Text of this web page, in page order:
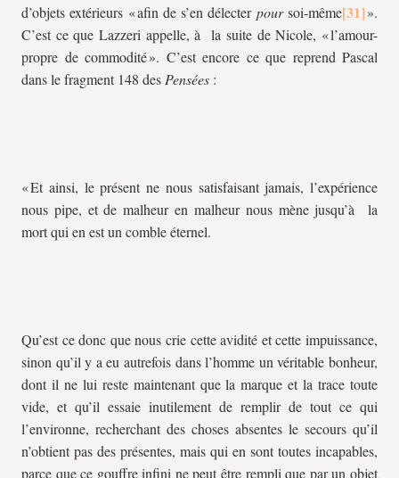
d’objets extérieurs « afin de s’en délecter poursoi-même
».
C’est ce que Lazzeri appelle, à la suite de Nicole, « l’amour-
propre de commodité ». C’est encore ce que reprend Pascal
dans le fragment 148 des Pensées :
« Et ainsi, le présent ne nous satisfaisant jamais, l’expérience
nous pipe, et de malheur en malheur nous mène jusqu’à la
mort qui en est un comble éternel.
Qu’est ce donc que nous crie cette avidité et cette impuissance,
sinon qu’il y a eu autrefois dans l’homme un véritable bonheur,
dont il ne lui reste maintenant que la marque et la trace toute
vide, et qu’il essaie inutilement de remplir de tout ce qui
l’environne, recherchant des choses absentes le secours qu’il
n’obtient pas des présentes, mais qui en sont toutes incapables,
parce que ce gouffre infini ne peut être rempli que par un objet